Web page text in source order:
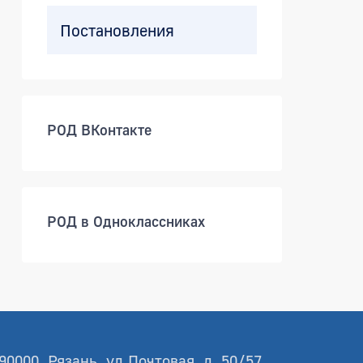
Постановления
РОД ВКонтакте
РОД в Одноклассниках